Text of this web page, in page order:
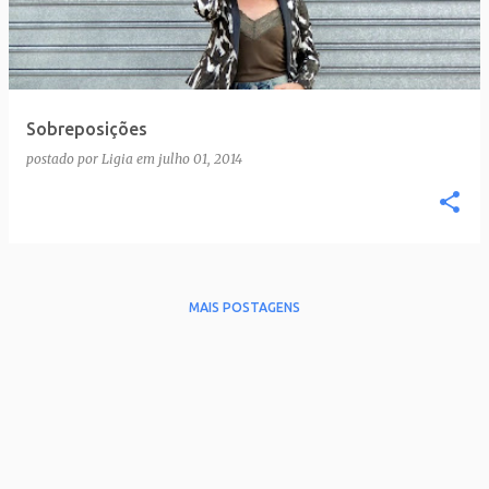
t
a
g
Sobreposições
postado por Ligia em julho 01, 2014
MAIS POSTAGENS